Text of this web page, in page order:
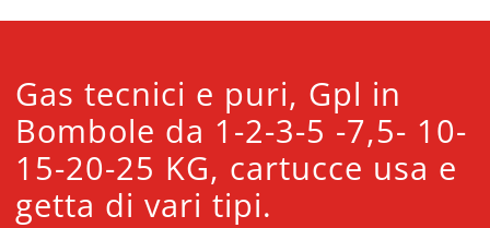
Gas tecnici e puri, Gpl in
Bombole da 1-2-3-5 -7,5- 10-
15-20-25 KG, cartucce usa e
getta di vari tipi.